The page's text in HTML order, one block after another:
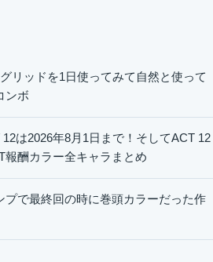
リッドを1日使ってみて自然と使って
ンボ
は2026年8月1日まで！そしてACT 12
報酬カラー全キャラまとめ
プで最終回の時に巻頭カラーだった作